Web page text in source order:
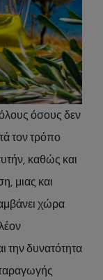
όσους δεν
τον τρόπο
καθώς και
μιας και
χώρα
την δυνατότητα